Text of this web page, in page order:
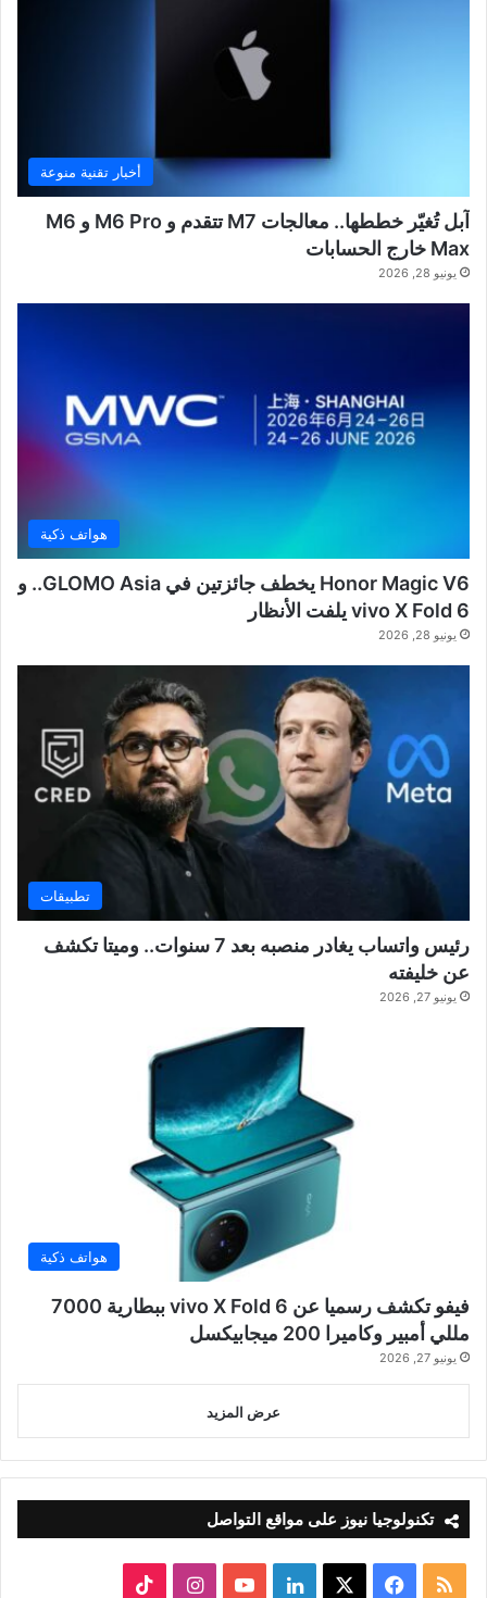
أخبار تقنية منوعة
آبل تُغيّر خططها.. معالجات M7 تتقدم و M6 Pro و M6
Max خارج الحسابات
يونيو 28, 2026
هواتف ذكية
Honor Magic V6 يخطف جائزتين في GLOMO Asia.. و
vivo X Fold 6 يلفت الأنظار
يونيو 28, 2026
تطبيقات
رئيس واتساب يغادر منصبه بعد 7 سنوات.. وميتا تكشف
عن خليفته
يونيو 27, 2026
هواتف ذكية
فيفو تكشف رسميا عن vivo X Fold 6 ببطارية 7000
مللي أمبير وكاميرا 200 ميجابيكسل
يونيو 27, 2026
عرض المزيد
تكنولوجيا نيوز على مواقع التواصل
ملخصفيسبوك لينكدإن‫YouTubeانستقرام